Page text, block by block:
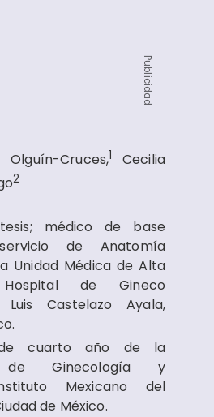
Publicidad
Cruces,1
Cecilia
2
médico de base
de Anatomía
Unidad Médica de Alta
Hospital de Gineco
Castelazo Ayala,
de cuarto año de la
de Ginecología y
Mexicano del
de México.